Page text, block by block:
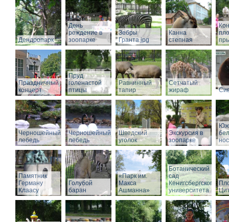
Дендропарк
День
рождение в
зоопарке
Зебры
Гранта.jpg
Канна
степная
Праздничный
концерт
Пруд
голенастой
птицы
Равнинный
тапир
Сетчатый
жираф
Черношейный
лебедь
Черношейный
лебедь
Шведский
уголок
Экскурсия в
зоопарке
Памятник
Герману
Клаасу
Голубой
баран
«Парк им.
Макса
Ашманна»
Ботанический
сад
Кенигсбергского
университета